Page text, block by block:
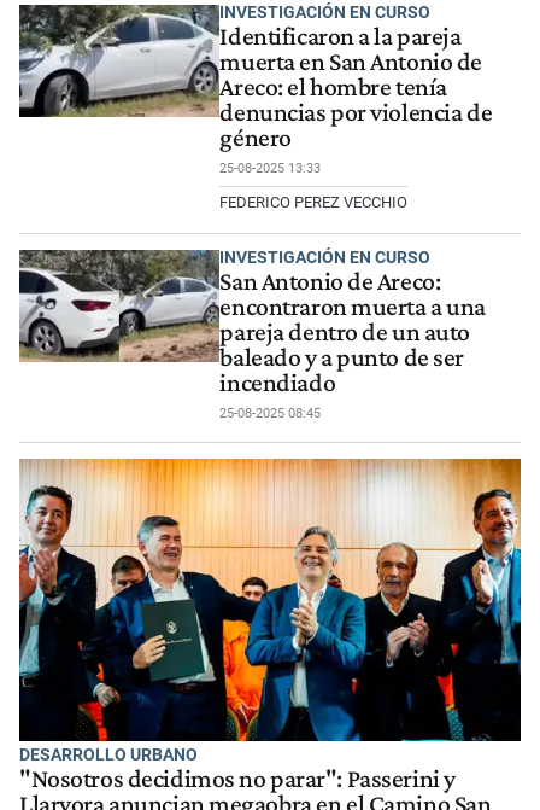
INVESTIGACIÓN EN CURSO
Identificaron a la pareja
muerta en San Antonio de
Areco: el hombre tenía
denuncias por violencia de
género
25-08-2025 13:33
FEDERICO PEREZ VECCHIO
INVESTIGACIÓN EN CURSO
San Antonio de Areco:
encontraron muerta a una
pareja dentro de un auto
baleado y a punto de ser
incendiado
25-08-2025 08:45
DESARROLLO URBANO
"Nosotros decidimos no parar": Passerini y